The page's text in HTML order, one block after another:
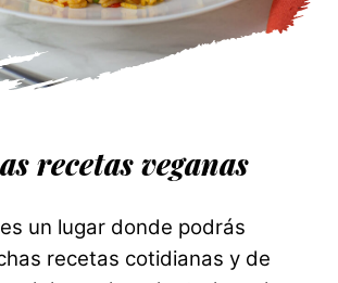
recetas veganas
es un lugar donde podrás
recetas cotidianas y de